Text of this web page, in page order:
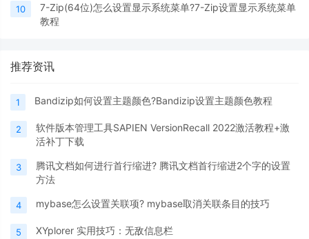
10
7-Zip(64位)怎么设置显示系统菜单?7-Zip设置显示系统菜单
教程
推荐资讯
1 Bandizip如何设置主题颜色?Bandizip设置主题颜色教程
2
软件版本管理工具SAPIEN VersionRecall 2022激活教程+激
活补丁下载
3
腾讯文档如何进行首行缩进? 腾讯文档首行缩进2个字的设置
方法
4 mybase怎么设置关联项? mybase取消关联条目的技巧
5 XYplorer 实用技巧：无敌信息栏